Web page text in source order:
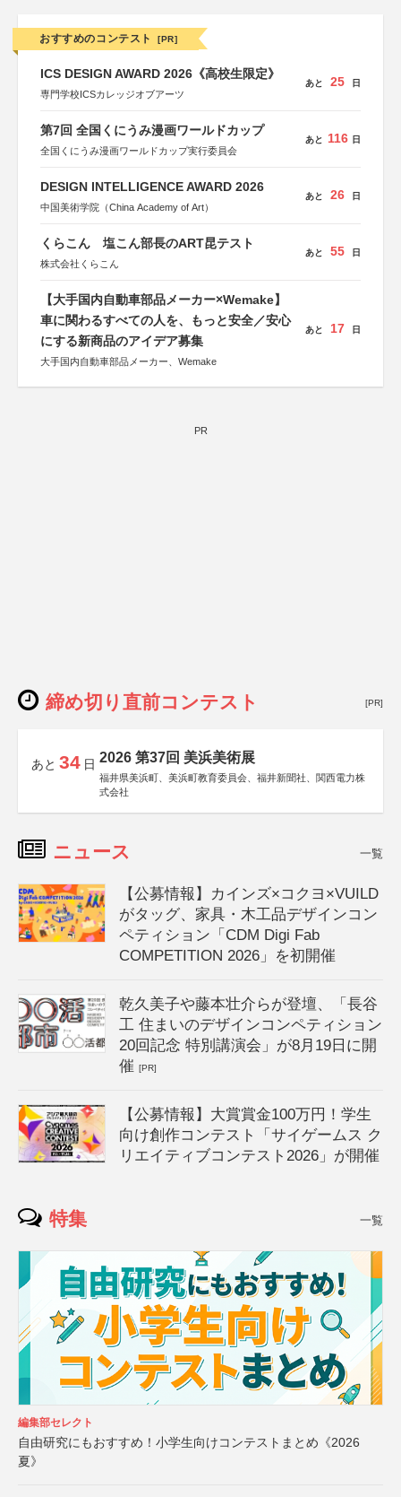
おすすめのコンテスト [PR]
ICS DESIGN AWARD 2026《高校生限定》
専門学校ICSカレッジオブアーツ
あと 25 日
第7回 全国くにうみ漫画ワールドカップ
全国くにうみ漫画ワールドカップ実行委員会
あと 116 日
DESIGN INTELLIGENCE AWARD 2026
中国美術学院（China Academy of Art）
あと 26 日
くらこん 塩こん部長のART昆テスト
株式会社くらこん
あと 55 日
【大手国内自動車部品メーカー×Wemake】
車に関わるすべての人を、もっと安全／安心
にする新商品のアイデア募集
大手国内自動車部品メーカー、Wemake
あと 17 日
PR
締め切り直前コンテスト [PR]
あと 34 日 2026 第37回 美浜美術展
福井県美浜町、美浜町教育委員会、福井新聞社、関西電力株
式会社
ニュース 一覧
【公募情報】カインズ×コクヨ×VUILD
がタッグ、家具・木工品デザインコン
ペティション「CDM Digi Fab
COMPETITION 2026」を初開催
乾久美子や藤本壮介らが登壇、「長谷
工 住まいのデザインコンペティション
20回記念 特別講演会」が8月19日に開
催[PR]
【公募情報】大賞賞金100万円！学生
向け創作コンテスト「サイゲームス ク
リエイティブコンテスト2026」が開催
特集 一覧
編集部セレクト
自由研究にもおすすめ！小学生向けコンテストまとめ《2026
夏》